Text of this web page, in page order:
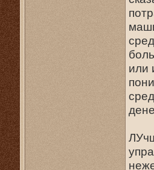
или